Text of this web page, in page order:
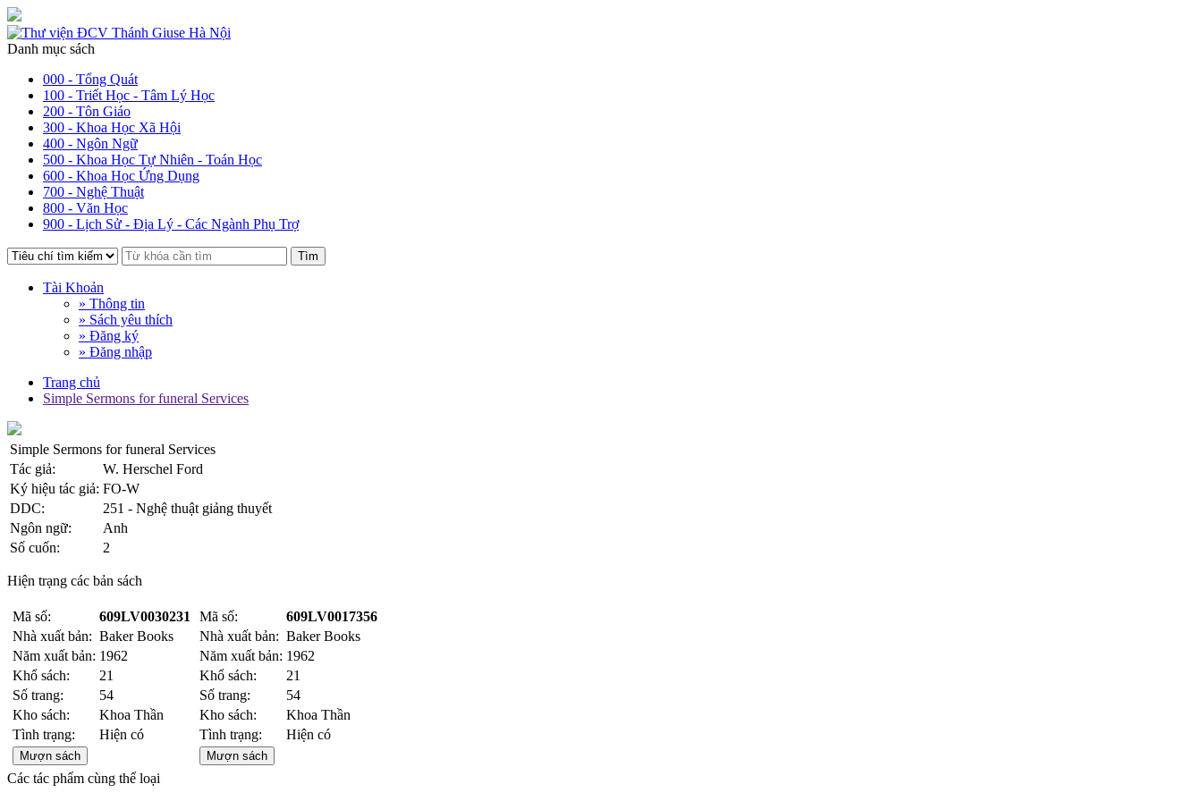
Danh mục sách
000 - Tổng Quát
100 - Triết Học - Tâm Lý Học
200 - Tôn Giáo
300 - Khoa Học Xã Hội
400 - Ngôn Ngữ
500 - Khoa Học Tự Nhiên - Toán Học
600 - Khoa Học Ứng Dụng
700 - Nghệ Thuật
800 - Văn Học
900 - Lịch Sử - Địa Lý - Các Ngành Phụ Trợ
Tìm
Tài Khoản
» Thông tin
» Sách yêu thích
» Đăng ký
» Đăng nhập
Trang chủ
Simple Sermons for funeral Services
Simple Sermons for funeral Services
Tác giả:
W. Herschel Ford
Ký hiệu tác giả: FO-W
DDC:
251 - Nghệ thuật giảng thuyết
Ngôn ngữ:
Anh
Số cuốn:
2
Hiện trạng các bản sách
Mã số:
609LV0030231
Nhà xuất bản: Baker Books
Năm xuất bản: 1962
Khổ sách:
21
Số trang:
54
Kho sách:
Khoa Thần
Tình trạng:
Hiện có
Mượn sách
Mã số:
609LV0017356
Nhà xuất bản: Baker Books
Năm xuất bản: 1962
Khổ sách:
21
Số trang:
54
Kho sách:
Khoa Thần
Tình trạng:
Hiện có
Mượn sách
Các tác phẩm cùng thể loại